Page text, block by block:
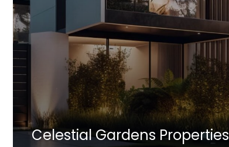
Celestial Gardens Properties